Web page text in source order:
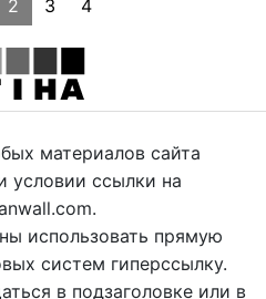
2 3 4
материалов сайта
условии ссылки на
использовать прямую
систем гиперссылку.
в подзаголовке или в